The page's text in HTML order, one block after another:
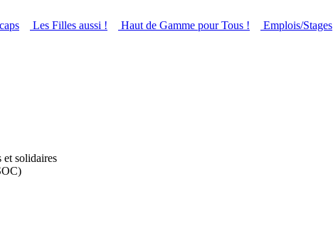
Les Filles aussi ! Haut de Gamme pour Tous !
Emplois/Stages
et solidaires